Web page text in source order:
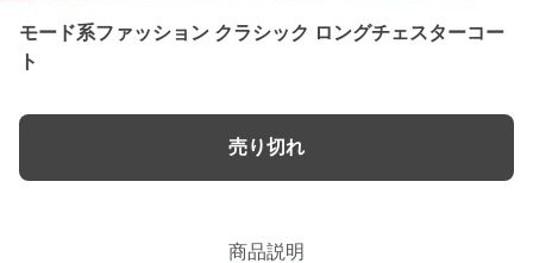
モード系ファッション クラシック ロングチェスターコー
ト
売り切れ
商品説明